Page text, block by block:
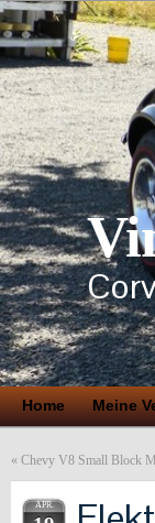
Home Meine
« Chevy V8 Small Block
APR.